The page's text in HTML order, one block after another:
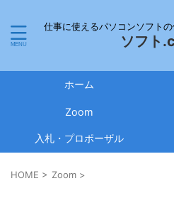
仕事に使えるパソコンソフト
ソフト
ホーム
Zoom
入札・プロポーザル
HOME > Zoom >